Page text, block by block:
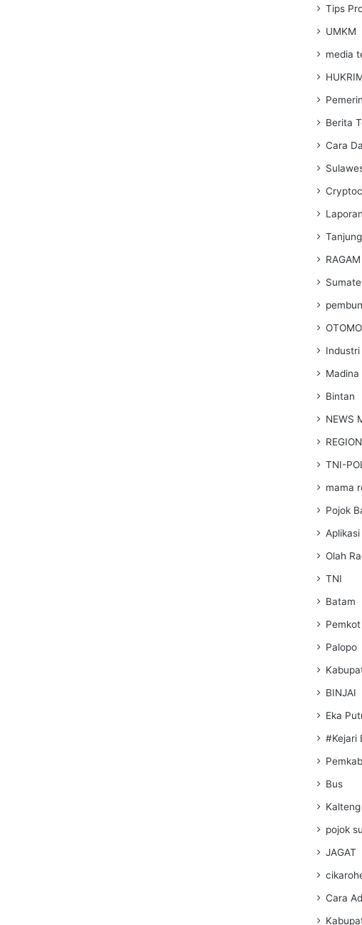
Tips
UMKM
media
Berita
Cara
RAGAM
Industri
Madina
Bintan
NEWS
TNI-
mama
Pojok
Olah
TNI
Batam
Palopo
BINJAI
Eka
#Kejari
Bus
Kalteng
pojok
JAGAT
Cara